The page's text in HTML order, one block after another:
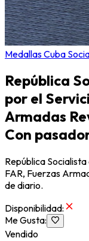
Medallas Cuba
República
por el
Armadas
Con
República
FAR, Fuerzas
de diario.
Disponibilidad:
Me Gusta:
Vendido